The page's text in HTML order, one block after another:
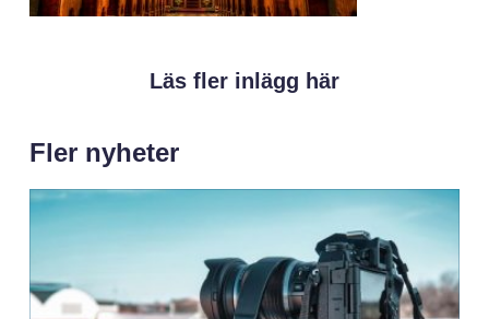
Läs fler inlägg här
Fler nyheter